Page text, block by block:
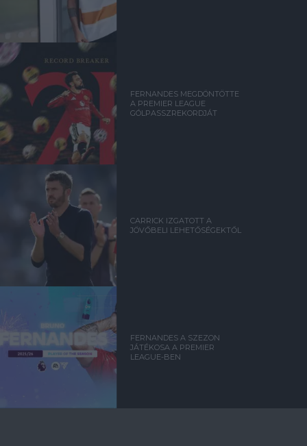
FERNANDES MEGDÖNTÖTTE
A PREMIER LEAGUE
GÓLPASSZREKORDJÁT
CARRICK IZGATOTT A
JÖVŐBELI LEHETŐSÉGEKTŐL
FERNANDES A SZEZON
JÁTÉKOSA A PREMIER
LEAGUE-BEN